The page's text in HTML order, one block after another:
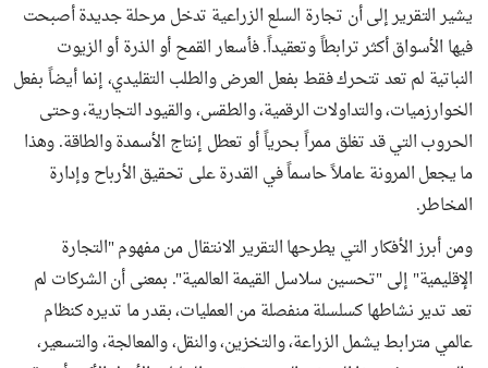
يشير التقرير إلى أن تجارة السلع الزراعية تدخل مرحلة جديدة أصبحت
فيها الأسواق أكثر ترابطاً وتعقيداً. فأسعار القمح أو الذرة أو الزيوت
النباتية لم تعد تتحرك فقط بفعل العرض والطلب التقليدي، إنما أيضاً بفعل
الخوارزميات، والتداولات الرقمية، والطقس، والقيود التجارية، وحتى
الحروب التي قد تغلق ممراً بحرياً أو تعطل إنتاج الأسمدة والطاقة. وهذا
ما يجعل المرونة عاملاً حاسماً في القدرة على تحقيق الأرباح وإدارة
المخاطر.
ومن أبرز الأفكار التي يطرحها التقرير الانتقال من مفهوم "التجارة
الإقليمية" إلى "تحسين سلاسل القيمة العالمية". بمعنى أن الشركات لم
تعد تدير نشاطها كسلسلة منفصلة من العمليات، بقدر ما تديره كنظام
عالمي مترابط يشمل الزراعة، والتخزين، والنقل، والمعالجة، والتسعير،